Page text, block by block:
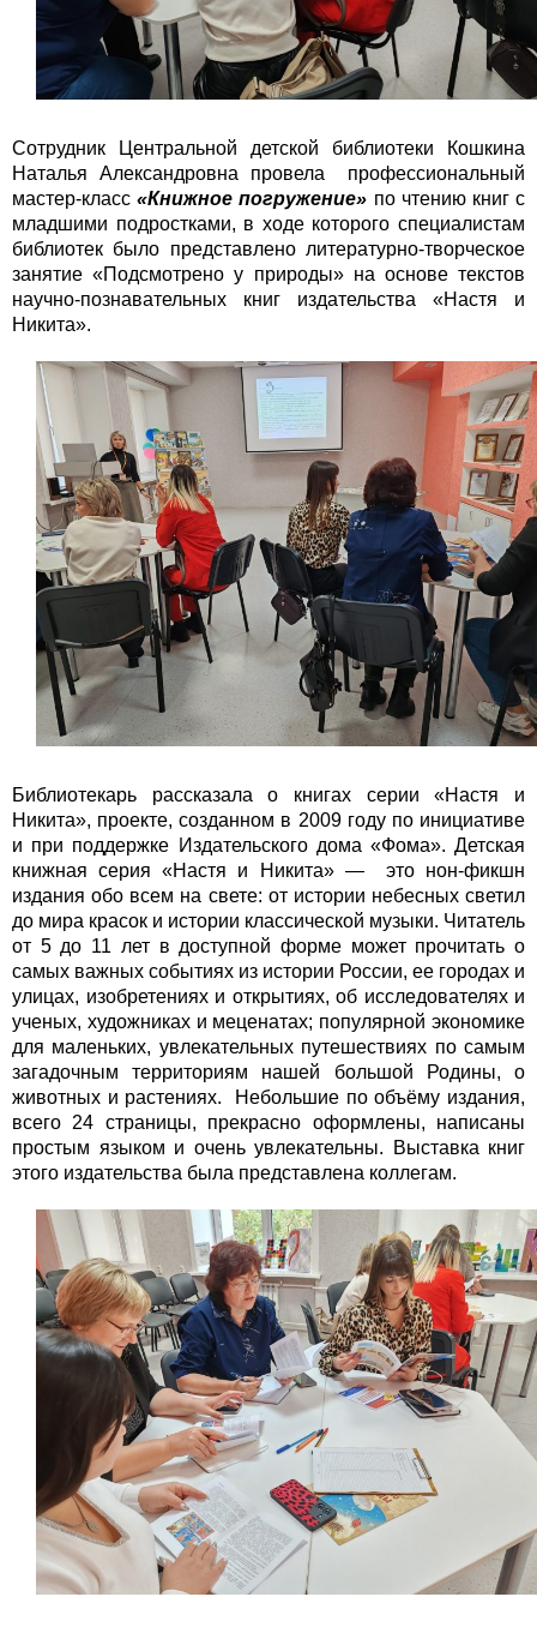
Сотрудник Центральной детской библиотеки Кошкина
Наталья Александровна провела профессиональный
мастер-класс«Книжное погружение» по чтению книг с
младшими подростками, в ходе которого специалистам
библиотек было представлено литературно-творческое
занятие «Подсмотрено у природы» на основе текстов
научно-познавательных книг издательства «Настя и
Никита».
Библиотекарь рассказала о книгах серии «Настя и
Никита», проекте, созданном в 2009 году по инициативе
и при поддержке Издательского дома «Фома». Детская
книжная серия «Настя и Никита» — это нон-фикшн
издания обо всем на свете: от истории небесных светил
до мира красок и истории классической музыки. Читатель
от 5 до 11 лет в доступной форме может прочитать о
самых важных событиях из истории России, ее городах и
улицах, изобретениях и открытиях, об исследователях и
ученых, художниках и меценатах; популярной экономике
для маленьких, увлекательных путешествиях по самым
загадочным территориям нашей большой Родины, о
животных и растениях. Небольшие по объёму издания,
всего 24 страницы, прекрасно оформлены, написаны
простым языком и очень увлекательны. Выставка книг
этого издательства была представлена коллегам.